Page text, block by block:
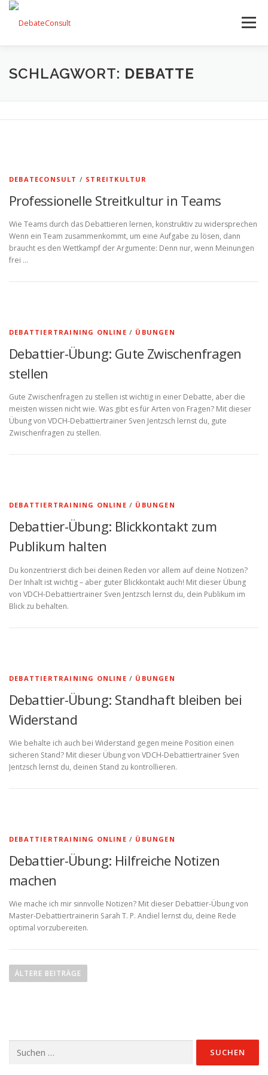
Zum
springen
Menü
UNSER ANGEBOT STREITKULTUR-BLOG
SCHLAGWORT: DEBATTE
DEBATECONSULT / STREITKULTUR
Professionelle Streitkultur in Teams
Wie Teams durch das Debattieren lernen, konstruktiv zu widersprechen
Wenn ein Team zusammenkommt, um eine Aufgabe zu lösen, dann
braucht es den Wettkampf der Argumente: Denn nur, wenn Meinungen
frei …
DEBATTIERTRAINING ONLINE / ÜBUNGEN
Debattier-Übung: Gute Zwischenfragen
stellen
Gute Zwischenfragen zu stellen ist wichtig in einer Debatte, aber die
meisten wissen nicht wie. Was gibt es für Arten von Fragen? Mit dieser
Übung von VDCH-Debattiertrainer Sven Jentzsch lernst du, gute
Zwischenfragen zu stellen.
DEBATTIERTRAINING ONLINE / ÜBUNGEN
Debattier-Übung: Blickkontakt zum
Publikum halten
Du konzentrierst dich bei deinen Reden vor allem auf deine Notizen?
Der Inhalt ist wichtig – aber guter Blickkontakt auch! Mit dieser Übung
von VDCH-Debattiertrainer Sven Jentzsch lernst du, dein Publikum im
Blick zu behalten.
DEBATTIERTRAINING ONLINE / ÜBUNGEN
Debattier-Übung: Standhaft bleiben bei
Widerstand
Wie behalte ich auch bei Widerstand gegen meine Position einen
sicheren Stand? Mit dieser Übung von VDCH-Debattiertrainer Sven
Jentzsch lernst du, deinen Stand zu kontrollieren.
DEBATTIERTRAINING ONLINE / ÜBUNGEN
Debattier-Übung: Hilfreiche Notizen
machen
Wie mache ich mir sinnvolle Notizen? Mit dieser Debattier-Übung von
Master-Debattiertrainerin Sarah T. P. Andiel lernst du, deine Rede
optimal vorzubereiten.
eÄLTERE BEITRÄGE
nach: